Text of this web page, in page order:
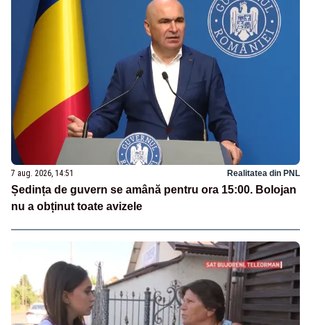
7 aug. 2026, 14:51 Realitatea din PNL
Ședința de guvern se amână pentru ora 15:00. Bolojan
nu a obținut toate avizele